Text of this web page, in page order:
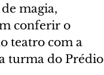
magia,
conferir o
teatro com a
turma do Prédio